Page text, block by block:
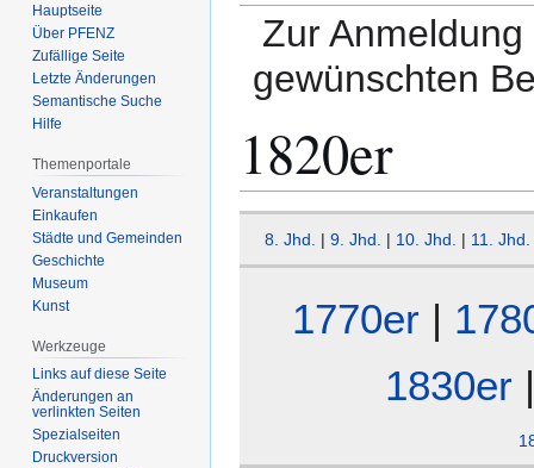
Zur
gewünschten
1820er
Navigation
Suche
8. Jhd. | 9. Jhd. | 10. Jhd. | 11. Jhd.
1770er |
1830er
Hauptseite
Über PFENZ
Zufällige Seite
Letzte Änderungen
Semantische Suche
Hilfe
Themenportale
Veranstaltungen
Einkaufen
Städte und Gemeinden
Geschichte
Museum
Kunst
Werkzeuge
Links auf diese Seite
Änderungen an
verlinkten Seiten
Spezialseiten
Druckversion